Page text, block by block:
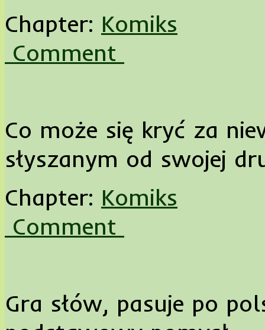
Chapter: Komiks
Comment
Co może się kryć za
słyszanym od swojej
Chapter: Komiks
Comment
Gra słów, pasuje po